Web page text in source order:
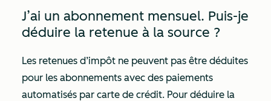
J’ai un abonnement mensuel. Puis-je
déduire la retenue à la source ?
Les retenues d’impôt ne peuvent pas être déduites
pour les abonnements avec des paiements
automatisés par carte de crédit. Pour déduire la